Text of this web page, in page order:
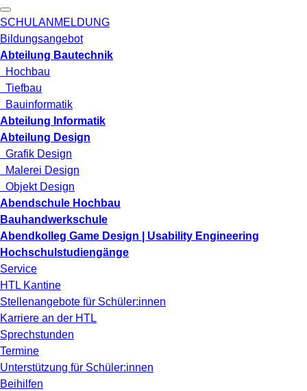
SCHULANMELDUNG
Bildungsangebot
Abteilung Bautechnik
Hochbau
Tiefbau
Bauinformatik
Abteilung Informatik
Abteilung Design
Grafik Design
Malerei Design
Objekt Design
Abendschule Hochbau
Bauhandwerkschule
Abendkolleg Game Design | Usability Engineering
Hochschulstudiengänge
Service
HTL Kantine
Stellenangebote für Schüler:innen
Karriere an der HTL
Sprechstunden
Termine
Unterstützung für Schüler:innen
Beihilfen